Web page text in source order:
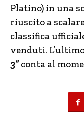
Platino) in una
riuscito a
classifica
venduti.
3” conta al